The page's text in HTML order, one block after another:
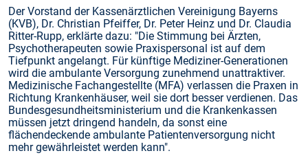
Der Vorstand der Kassenärztlichen Vereinigung Bayerns
(KVB), Dr. Christian Pfeiffer, Dr. Peter Heinz und Dr. Claudia
Ritter-Rupp, erklärte dazu: "Die Stimmung bei Ärzten,
Psychotherapeuten sowie Praxispersonal ist auf dem
Tiefpunkt angelangt. Für künftige Mediziner-Generationen
wird die ambulante Versorgung zunehmend unattraktiver.
Medizinische Fachangestellte (MFA) verlassen die Praxen in
Richtung Krankenhäuser, weil sie dort besser verdienen. Das
Bundesgesundheitsministerium und die Krankenkassen
müssen jetzt dringend handeln, da sonst eine
flächendeckende ambulante Patientenversorgung nicht
mehr gewährleistet werden kann".